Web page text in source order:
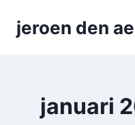
jeroen den
januari